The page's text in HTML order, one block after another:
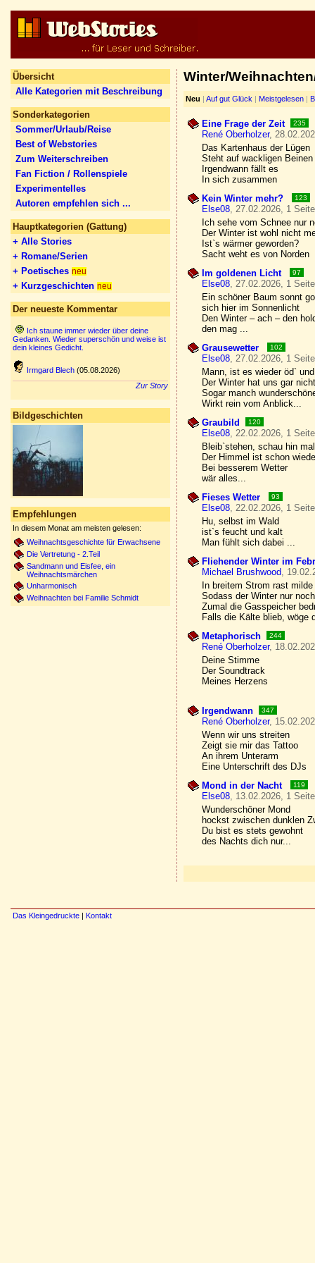
Übersicht
Alle Kategorien mit Beschreibung
Sonderkategorien
Sommer/Urlaub/Reise
Best of Webstories
Zum Weiterschreiben
Fan Fiction / Rollenspiele
Experimentelles
Autoren empfehlen sich ...
Hauptkategorien (Gattung)
+ Alle Stories
+ Romane/Serien
+ Poetisches neu
+ Kurzgeschichten neu
Der neueste Kommentar
Ich staune immer wieder über deine
Gedanken. Wieder superschön und weise ist
dein kleines Gedicht.
Irmgard Blech (05.08.2026)
Zur Story
Bildgeschichten
Empfehlungen
In diesem Monat am meisten gelesen:
Weihnachtsgeschichte für Erwachsene
Die Vertretung - 2.Teil
Sandmann und Eisfee, ein
Weihnachtsmärchen
Unharmonisch
Weihnachten bei Familie Schmidt
Winter/
Neu | Auf gut Glück | Meistgelesen |
Eine Frage der Zeit 235
René Oberholzer,
Das Kartenhaus der Lügen
Steht auf wackligen Beinen
Irgendwann fällt es
In sich zusammen
Kein Winter mehr?
123
Else08, 27.02.2026, 1
Ich sehe vom Schnee nur
Der Winter ist wohl nicht
Ist`s wärmer geworden?
Sacht weht es von Norden
Im goldenen Licht
97
Else08, 27.02.2026, 1
Ein schöner Baum sonnt
sich hier im Sonnenlicht
Den Winter – ach – den
den mag ...
Grausewetter
102
Else08, 27.02.2026, 1
Mann, ist es wieder öd`
Der Winter hat uns gar
Sogar manch
Wirkt rein vom Anblick...
Graubild
120
Else08, 22.02.2026, 1
Bleib`stehen, schau hin
Der Himmel ist schon
Bei besserem Wetter
wär alles...
Fieses Wetter
93
Else08, 22.02.2026, 1
Hu, selbst im Wald
ist`s feucht und kalt
Man fühlt sich dabei ...
Fliehender Winter im
Michael Brushwood,
In breitem Strom rast
Sodass der Winter nur
Zumal die Gasspeicher
Falls die Kälte blieb, wöge
Metaphorisch
244
René Oberholzer,
Deine Stimme
Der Soundtrack
Meines Herzens
Irgendwann 347
René Oberholzer,
Wenn wir uns streiten
Zeigt sie mir das Tattoo
An ihrem Unterarm
Eine Unterschrift des DJs
Mond in der Nacht
119
Else08, 13.02.2026, 1
Wunderschöner Mond
hockst zwischen dunklen
Du bist es stets gewohnt
des Nachts dich nur...
Das Kleingedruckte | Kontakt